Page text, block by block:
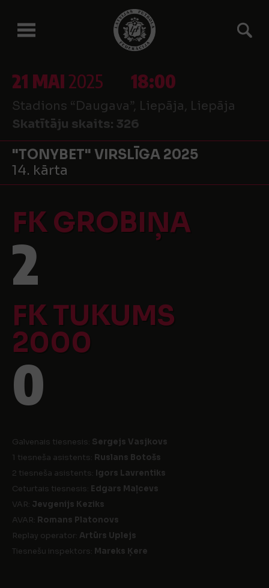
21 MAI2025 18:00
Stadions “Daugava”, Liepāja, Liepāja
Skatītāju skaits: 326
"TONYBET" VIRSLĪGA 2025
14. kārta
FK GROBIŅA
2
FK TUKUMS
2000
0
Galvenais tiesnesis: Sergejs Vasjkovs
1 tiesneša asistents: Ruslans Botošs
2 tiesneša asistents: Igors Lavrentiks
Ceturtais tiesnesis: Edgars Maļcevs
VAR: Jevgenijs Keziks
AVAR: Romans Platonovs
Replay operator: Artūrs Uplejs
Tiesnešu inspektors: Mareks Ķere